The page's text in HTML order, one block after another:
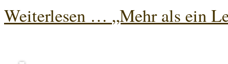
Weiterlesen … „Mehr als ein